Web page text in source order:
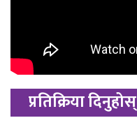
प्रतिक्रिया दिनुहोस्